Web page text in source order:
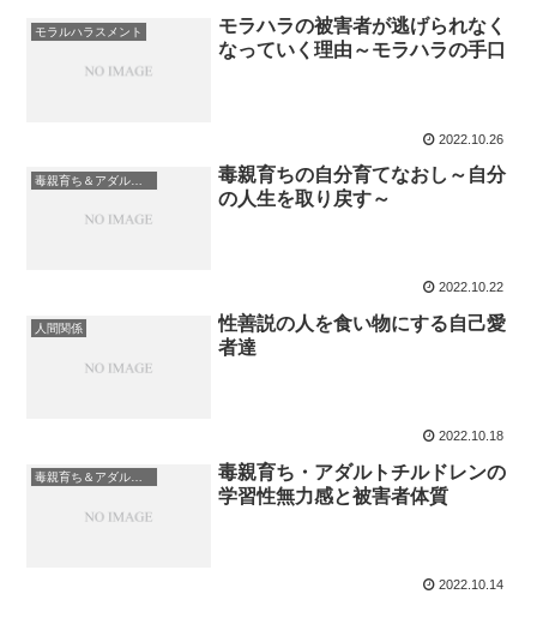
モラルハラスメント
モラハラの被害者が逃げられなく
なっていく理由～モラハラの手口
2022.10.26
毒親育ち＆アダルトチルドレン
毒親育ちの自分育てなおし～自分
の人生を取り戻す～
2022.10.22
人間関係
性善説の人を食い物にする自己愛
者達
2022.10.18
毒親育ち＆アダルトチルドレン
毒親育ち・アダルトチルドレンの
学習性無力感と被害者体質
2022.10.14